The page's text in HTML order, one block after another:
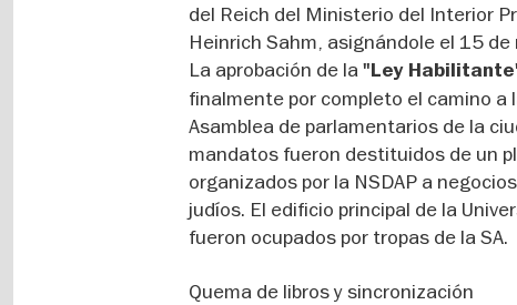
del Reich del Ministerio del Interior
Heinrich Sahm, asignándole el 15
La aprobación de la"Ley
finalmente por completo el camino a
Asamblea de parlamentarios de la
mandatos fueron destituidos de un
organizados por la NSDAP a
judíos. El edificio principal de la
fueron ocupados por tropas de la SA.
Quema de libros y sincronización